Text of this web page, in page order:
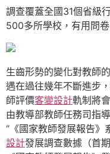
容調查覆蓋全國31個省級
500多所學校，有用問
生齒形勢的變化對教師
遇在過往幾年不斷進步
師評價客變設計軌制將
由教導部教師任務司指
“《國家教師發展報告》
設計發展調查數據（首